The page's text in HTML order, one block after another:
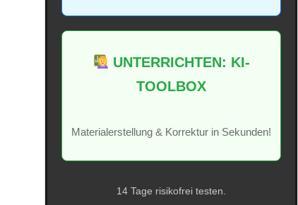
UNTERRICHTEN: KI-
TOOLBOX
Materialerstellung & Korrektur in Sekunden!
14 Tage risikofrei testen.